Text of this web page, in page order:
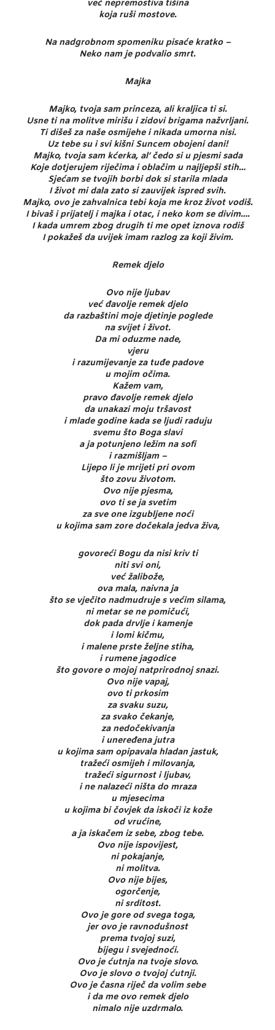
već nepremostiva tišina
koja ruši mostove.
Na nadgrobnom spomeniku pisaće kratko –
Neko nam je podvalio smrt.
Majka
Majko, tvoja sam princeza, ali kraljica ti si.
Usne ti na molitve mirišu i zidovi brigama nažvrljani.
Ti dišeš za naše osmijehe i nikada umorna nisi.
Uz tebe su i svi kišni Suncem obojeni dani!
Majko, tvoja sam kćerka, al’ čedo si u pjesmi sada
Koje dotjerujem riječima i oblačim u najljepši stih…
Sjećam se tvojih borbi dok si starila mlada
I život mi dala zato si zauvijek ispred svih.
Majko, ovo je zahvalnica tebi koja me kroz život vodiš.
I bivaš i prijatelj i majka i otac, i neko kom se divim….
I kada umrem zbog drugih ti me opet iznova rodiš
I pokažeš da uvijek imam razlog za koji živim.
Remek djelo
Ovo nije ljubav
već đavolje remek djelo
da razbaštini moje djetinje poglede
na svijet i život.
Da mi oduzme nade,
vjeru
i razumijevanje za tuđe padove
u mojim očima.
Kažem vam,
pravo đavolje remek djelo
da unakazi moju tršavost
i mlade godine kada se ljudi raduju
svemu što Boga slavi
a ja potunjeno ležim na sofi
i razmišljam –
Lijepo li je mrijeti pri ovom
što zovu životom.
Ovo nije pjesma,
ovo ti se ja svetim
za sve one izgubljene noći
u kojima sam zore dočekala jedva živa,
govoreći Bogu da nisi kriv ti
niti svi oni,
već žalibože,
ova mala, naivna ja
što se vječito nadmudruje s većim silama,
ni metar se ne pomičući,
dok pada drvlje i kamenje
i lomi kičmu,
i malene prste željne stiha,
i rumene jagodice
što govore o mojoj natprirodnoj snazi.
Ovo nije vapaj,
ovo ti prkosim
za svaku suzu,
za svako čekanje,
za nedočekivanja
i uneređena jutra
u kojima sam opipavala hladan jastuk,
tražeći osmijeh i milovanja,
tražeći sigurnost i ljubav,
i ne nalazeći ništa do mraza
u mjesecima
u kojima bi čovjek da iskoči iz kože
od vrućine,
a ja iskačem iz sebe, zbog tebe.
Ovo nije ispovijest,
ni pokajanje,
ni molitva.
Ovo nije bijes,
ogorčenje,
ni srditost.
Ovo je gore od svega toga,
jer ovo je ravnodušnost
prema tvojoj suzi,
bijegu i svejednoći.
Ovo je ćutnja na tvoje slovo.
Ovo je slovo o tvojoj ćutnji.
Ovo je časna riječ da volim sebe
i da me ovo remek djelo
nimalo nije uzdrmalo.